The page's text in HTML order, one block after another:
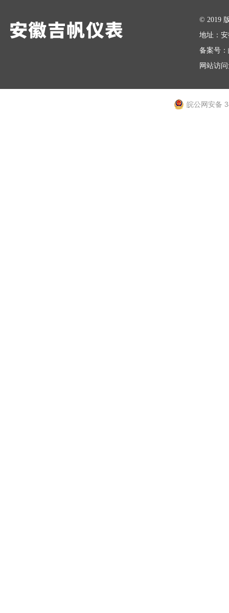
© 2019
地址：
备案号：
网站访
皖公网安备